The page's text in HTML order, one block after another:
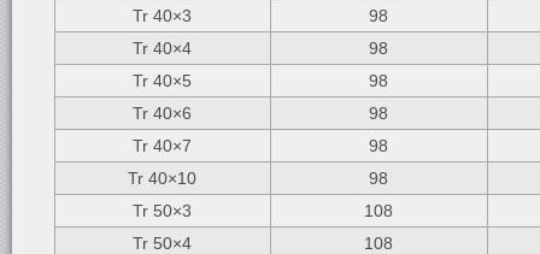
Tr 40×3
98
Tr 40×4
98
Tr 40×5
98
Tr 40×6
98
Tr 40×7
98
Tr 40×10
98
Tr 50×3
108
Tr 50×4
108